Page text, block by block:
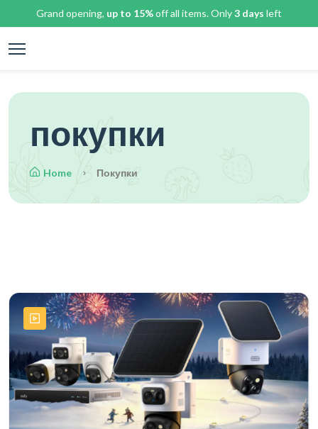
Grand opening, up to 15%off all items. Only3 days left
покупки
Home Покупки